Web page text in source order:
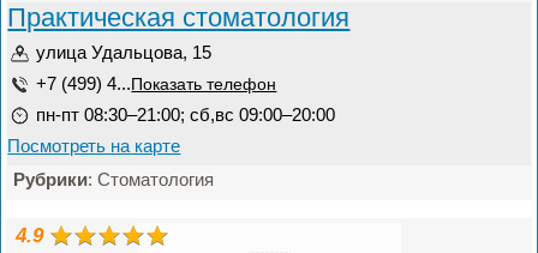
Практическая стоматология
улица Удальцова, 15
+7 (499) 4... Показать телефон
пн-пт 08:30–21:00; сб,вс 09:00–20:00
Посмотреть на карте
Рубрики: Стоматология
4.9